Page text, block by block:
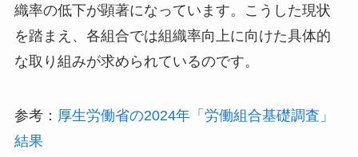
織率の低下が顕著になっています。こうした現状
を踏まえ、各組合では組織率向上に向けた具体的
な取り組みが求められているのです。
参考： 厚生労働省の2024年「労働組合基礎調査」
結果